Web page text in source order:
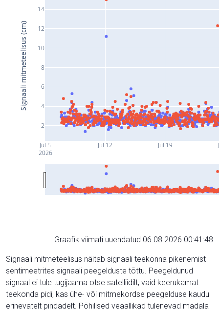
Jul 5
2026
Jul 12 Jul 19
2
4
6
8
10
12
14
Signaali mitmeteelisus (cm)
Graafik viimati uuendatud 06.08.2026 00:41:48
Signaali mitmeteelisus näitab signaali teekonna pikenemist
sentimeetrites signaali peegelduste tõttu. Peegeldunud
signaal ei tule tugijaama otse satelliidilt, vaid keerukamat
teekonda pidi, kas ühe- või mitmekordse peegelduse kaudu
erinevatelt pindadelt. Põhilised veaallikad tulenevad madala